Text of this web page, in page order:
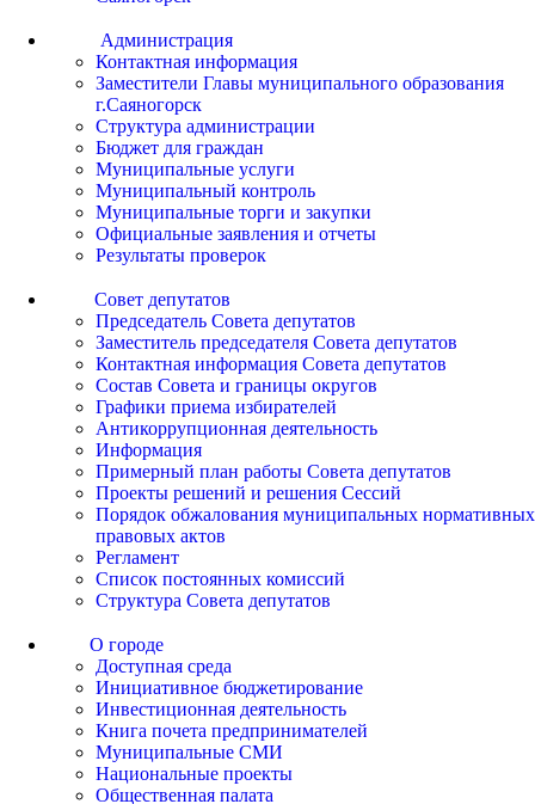
Администрация
Контактная информация
Заместители Главы муниципального образования
г.Саяногорск
Структура администрации
Бюджет для граждан
Муниципальные услуги
Муниципальный контроль
Муниципальные торги и закупки
Официальные заявления и отчеты
Результаты проверок
Совет депутатов
Председатель Совета депутатов
Заместитель председателя Совета депутатов
Контактная информация Совета депутатов
Состав Совета и границы округов
Графики приема избирателей
Антикоррупционная деятельность
Информация
Примерный план работы Совета депутатов
Проекты решений и решения Сессий
Порядок обжалования муниципальных нормативных
правовых актов
Регламент
Список постоянных комиссий
Структура Совета депутатов
О городе
Доступная среда
Инициативное бюджетирование
Инвестиционная деятельность
Книга почета предпринимателей
Муниципальные СМИ
Национальные проекты
Общественная палата